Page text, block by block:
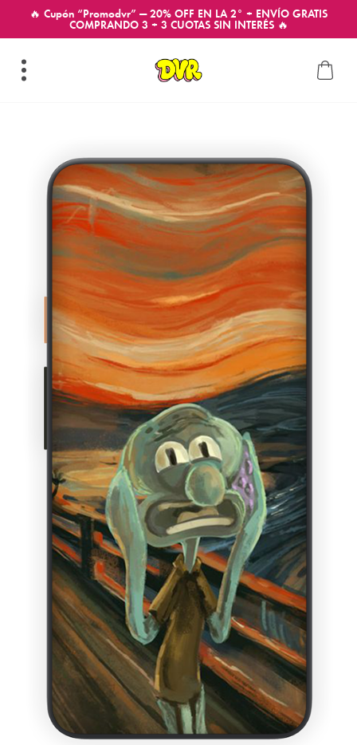
🔥 Cupón “Promodvr” — 20% OFF EN LA 2° + ENVÍO GRATIS
COMPRANDO 3 + 3 CUOTAS SIN INTERÉS 🔥